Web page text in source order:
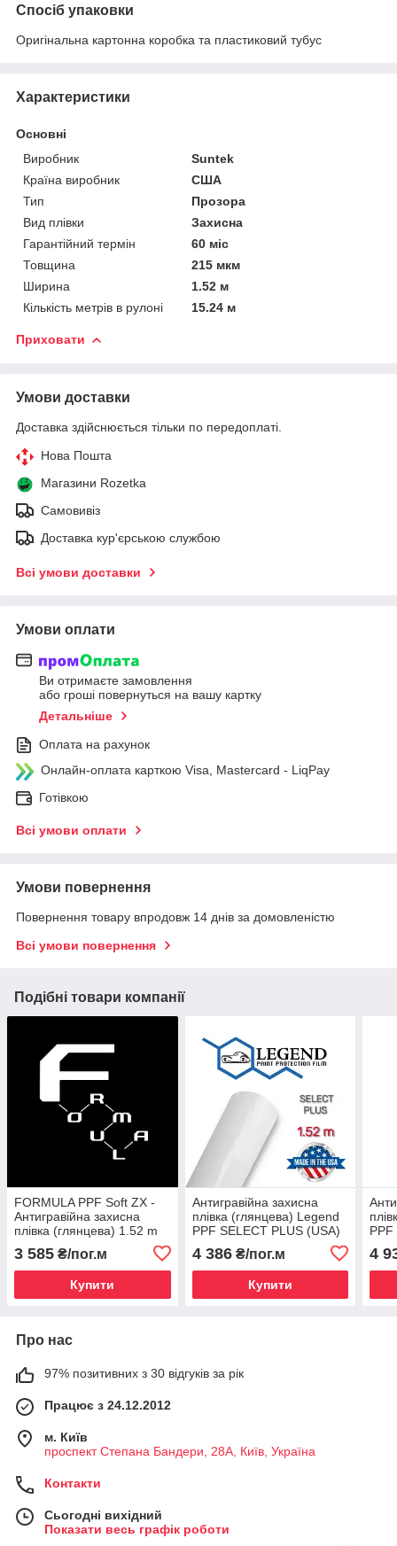
Спосіб упаковки
Оригінальна картонна коробка та пластиковий тубус
Характеристики
Основні
Виробник
Suntek
Країна виробник
США
Тип
Прозора
Вид плівки
Захисна
Гарантійний термін
60 міс
Товщина
215 мкм
Ширина
1.52 м
Кількість метрів в рулоні
15.24 м
Приховати
Умови доставки
Доставка здійснюється тільки по передоплаті.
Нова Пошта
Магазини Rozetka
Самовивіз
Доставка кур'єрською службою
Всі умови доставки
Умови оплати
Ви отримаєте замовлення
або гроші повернуться на вашу картку
Детальніше
Оплата на рахунок
Онлайн-оплата карткою Visa, Mastercard - LiqPay
Готівкою
Всі умови оплати
Умови повернення
Повернення товару впродовж 14 днів за домовленістю
Всі умови повернення
Подібні товари компанії
FORMULA PPF Soft ZX -
Антигравійна захисна
плівка (глянцева) 1.52 m
3 585 ₴/пог.м
Купити
Антигравійна захисна
плівка (глянцева) Legend
PPF SELECT PLUS (USA)
4 386₴/пог.м
Купити
4
Про нас
97% позитивних з 30 відгуків за рік
Працює з 24.12.2012
м. Київ
проспект Степана Бандери, 28А, Київ, Україна
Контакти
Сьогодні вихідний
Показати весь графік роботи